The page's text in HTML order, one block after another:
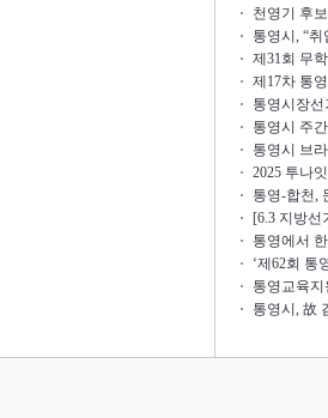
천영기 후
통영시, “
제31회 무
제17차 통
통영시장
통영시 주
통영시 브
2025 투나
통영-합천,
[6.3 지방선
통영에서
‘제62회 통
통영교육
통영시, 故